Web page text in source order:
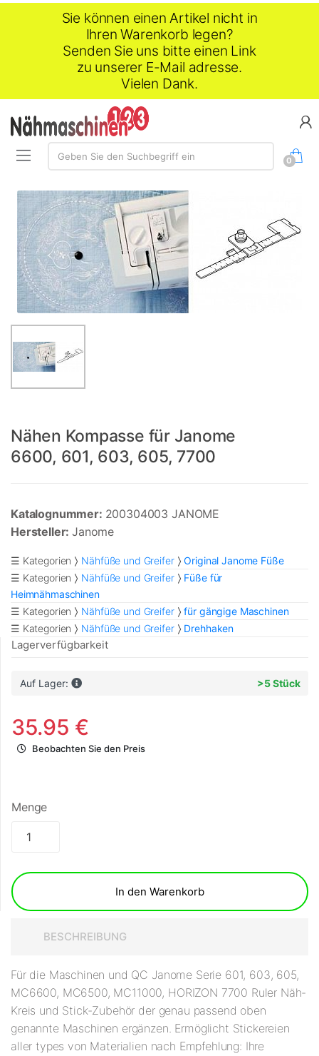
Sie können einen Artikel nicht in
Ihren Warenkorb legen?
Senden Sie uns bitte einen Link
zu unserer E-Mail adresse.
Vielen Dank.
Suche:
Geben Sie den Suchbegriff ein
0
Nähen Kompasse für Janome
6600, 601, 603, 605, 7700
Katalognummer: 200304003 JANOME
Hersteller:Janome
☰ Kategorien Nähfüße und Greifer
Original Janome Füße
☰ Kategorien
Nähfüße und Greifer
Füße für
Heimnähmaschinen
☰ Kategorien
Nähfüße und Greifer
für gängige Maschinen
☰ Kategorien
Nähfüße und Greifer Drehhaken
Lagerverfügbarkeit
Auf Lager: >5 Stück
35.95 €
Beobachten Sie den Preis
Menge
In den Warenkorb
BESCHREIBUNG
Für die Maschinen und QC Janome Serie 601, 603, 605,
MC6600, MC6500, MC11000, HORIZON 7700 Ruler Näh-
Kreis und Stick-Zubehör der genau passend oben
genannte Maschinen ergänzen. Ermöglicht Stickereien
aller types von Materialien nach Empfehlung: Ihre